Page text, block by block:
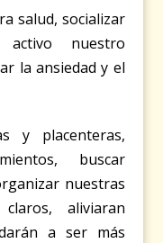
salud, socializar
activo nuestro
la ansiedad y el
y placenteras,
buscar
nuestras
aliviaran
a ser más